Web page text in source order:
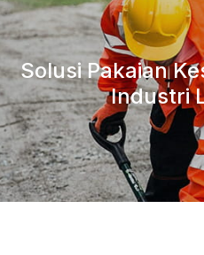
Solusi Pakaian
Industri